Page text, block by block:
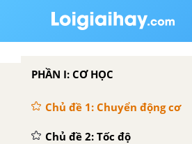
PHẦN I: CƠ HỌC
Chủ đề 1: Chuyển động cơ
Chủ đề 2: Tốc độ